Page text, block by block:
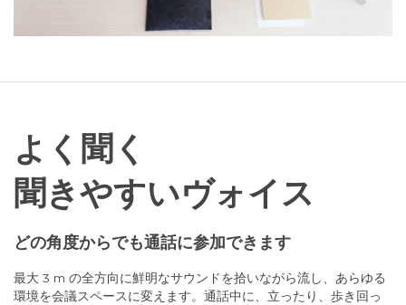
よく聞く
聞きやすいヴォイス
どの角度からでも通話に参加できます
最大 3 m の全方向に鮮明なサウンドを拾いながら流し、あらゆる
環境を会議スペースに変えます。通話中に、立ったり、歩き回っ